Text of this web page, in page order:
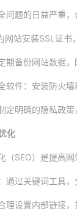
问题的日益严重
网站安装SSL证书
期备份网站数据，
软件：安装防火墙
定明确的隐私政
化
（SEO）是提高
通过关键词工具，
理设置内部链接，